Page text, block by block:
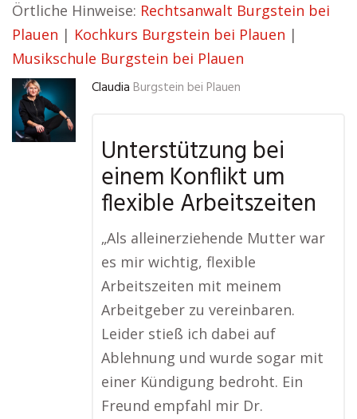
Örtliche Hinweise: Rechtsanwalt Burgstein bei
Plauen | Kochkurs Burgstein bei Plauen |
Musikschule Burgstein bei Plauen
Claudia Burgstein bei Plauen
Unterstützung bei
einem Konflikt um
flexible Arbeitszeiten
„Als alleinerziehende Mutter war
es mir wichtig, flexible
Arbeitszeiten mit meinem
Arbeitgeber zu vereinbaren.
Leider stieß ich dabei auf
Ablehnung und wurde sogar mit
einer Kündigung bedroht. Ein
Freund empfahl mir Dr.